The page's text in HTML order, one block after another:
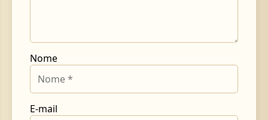
Nome
E-mail